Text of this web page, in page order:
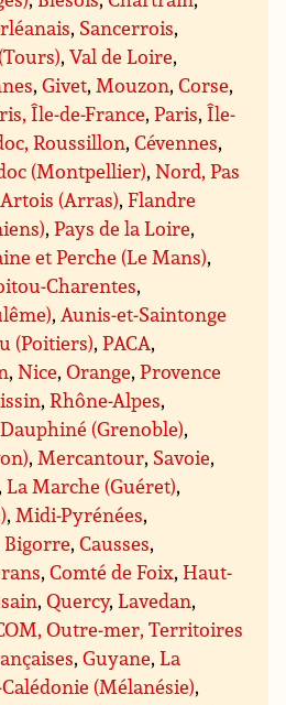
, Sancerrois,
,Val de Loire,
,Givet, Mouzon,Corse,
Île-de-France,Paris,Île-
Roussillon,Cévennes,
(Montpellier),Nord, Pas
Artois (Arras),Flandre
,Pays de la Loire,
et Perche (Le Mans),
Charentes,
, Aunis-et-Saintonge
(Poitiers),PACA,
,Nice,Orange,Provence
,Rhône-Alpes,
Dauphiné (Grenoble),
, Mercantour, Savoie,
,La Marche (Guéret),
, Midi-Pyrénées,
Bigorre,Causses,
,Comté de Foix,Haut-
,Quercy,Lavedan,
Outre-mer, Territoires
,Guyane,La
(Mélanésie),